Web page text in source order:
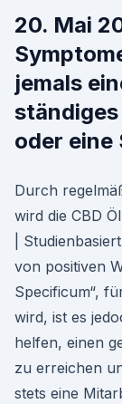
20. Mai
jemals
ständiges
oder eine
Durch
wird die CBD
|
von positiven
Specificum“,
wird, ist es
helfen, einen
zu erreichen
stets eine